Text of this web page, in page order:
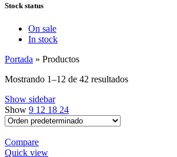
Stock status
On sale
In stock
Portada » Productos
Mostrando 1–12 de 42 resultados
Show sidebar
Show 9 12 18 24
Compare
Quick view